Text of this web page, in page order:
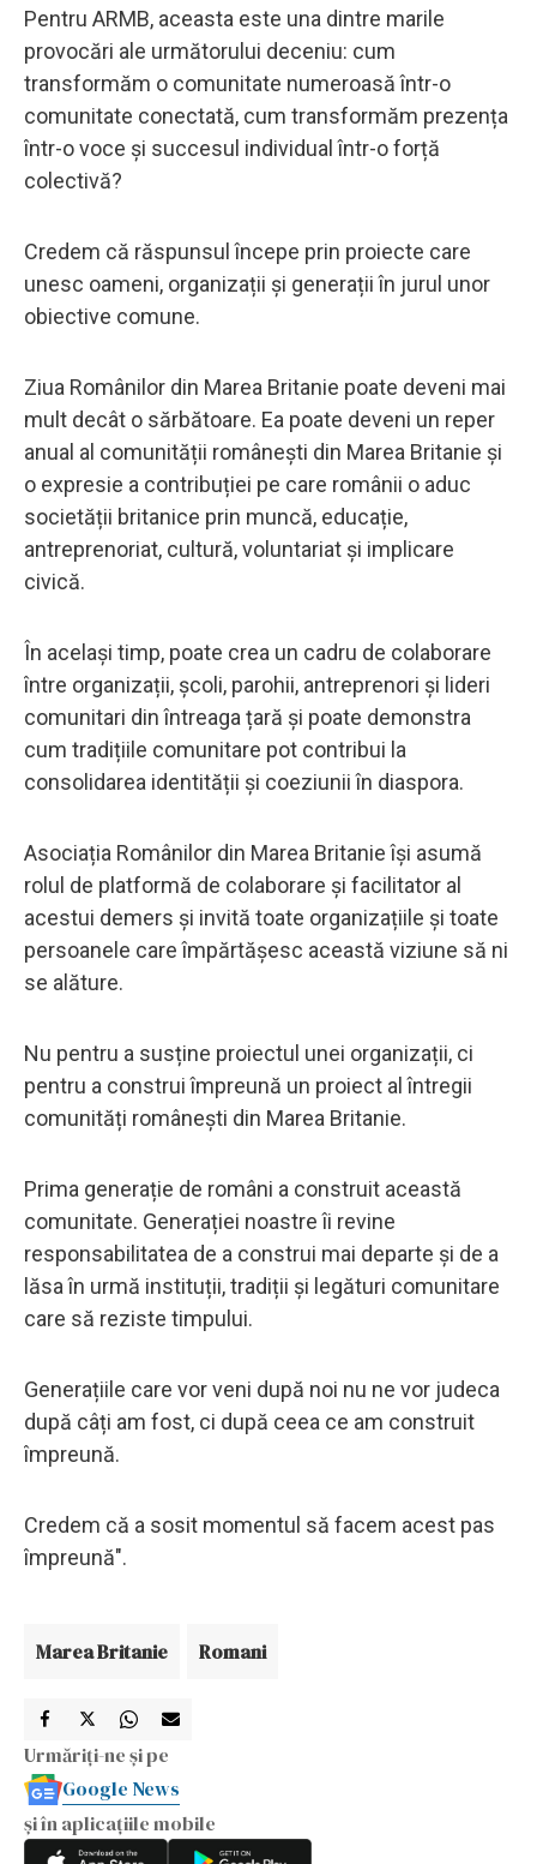
Pentru ARMB, aceasta este una dintre marile
provocări ale următorului deceniu: cum
transformăm o comunitate numeroasă într-o
comunitate conectată, cum transformăm prezența
într-o voce și succesul individual într-o forță
colectivă?
Credem că răspunsul începe prin proiecte care
unesc oameni, organizații și generații în jurul unor
obiective comune.
Ziua Românilor din Marea Britanie poate deveni mai
mult decât o sărbătoare. Ea poate deveni un reper
anual al comunității românești din Marea Britanie și
o expresie a contribuției pe care românii o aduc
societății britanice prin muncă, educație,
antreprenoriat, cultură, voluntariat și implicare
civică.
În același timp, poate crea un cadru de colaborare
între organizații, școli, parohii, antreprenori și lideri
comunitari din întreaga țară și poate demonstra
cum tradițiile comunitare pot contribui la
consolidarea identității și coeziunii în diaspora.
Asociația Românilor din Marea Britanie își asumă
rolul de platformă de colaborare și facilitator al
acestui demers și invită toate organizațiile și toate
persoanele care împărtășesc această viziune să ni
se alăture.
Nu pentru a susține proiectul unei organizații, ci
pentru a construi împreună un proiect al întregii
comunități românești din Marea Britanie.
Prima generație de români a construit această
comunitate. Generației noastre îi revine
responsabilitatea de a construi mai departe și de a
lăsa în urmă instituții, tradiții și legături comunitare
care să reziste timpului.
Generațiile care vor veni după noi nu ne vor judeca
după câți am fost, ci după ceea ce am construit
împreună.
Credem că a sosit momentul să facem acest pas
împreună".
Marea Britanie Romani
Urmăriți-ne și pe
Google News
și în aplicațiile mobile